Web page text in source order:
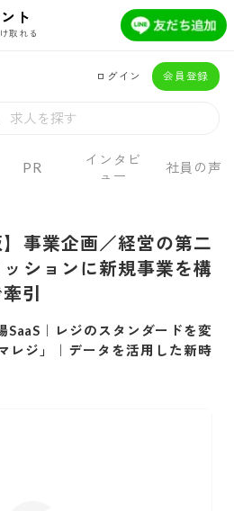
ト
取れる
ログイン 会員登録
求人を探す
PR
インタビ
ュー
社員の声
】事業企画／経営の第二
ションに新規事業を構
引
SaaS｜レジのスタンダードを変
レジ」｜データを活用した新時